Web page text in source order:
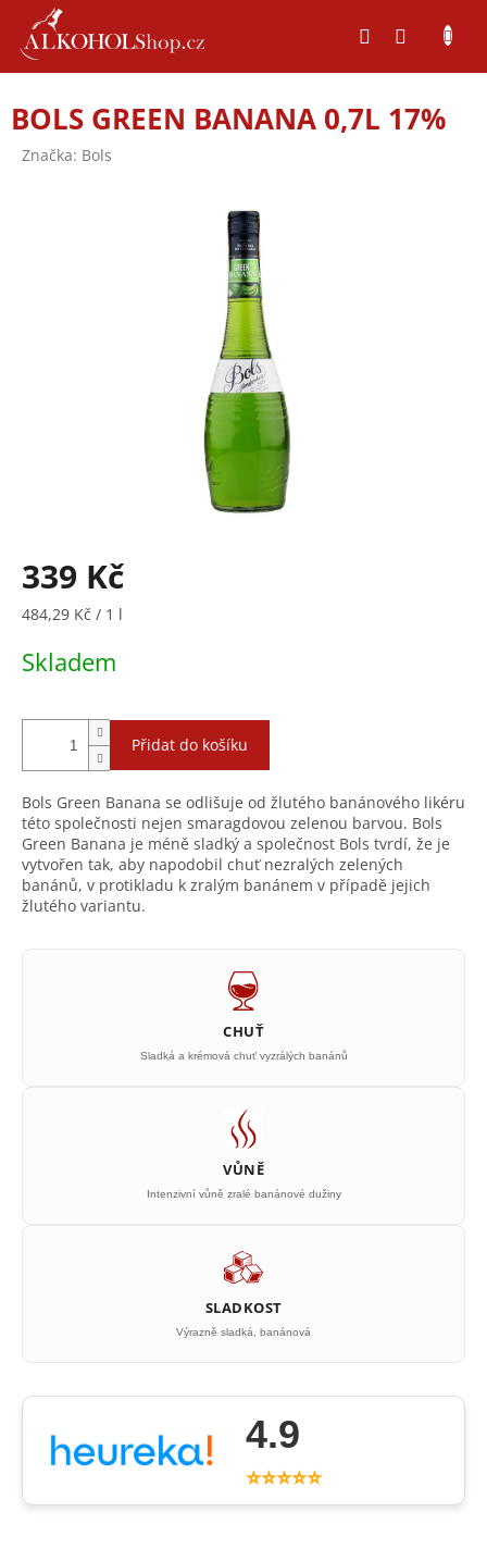
obsah
BOLS GREEN BANANA 0,7L 17%
Značka: Bols
339 Kč
Měrná
484,29 Kč / 1 l
Skladem
Přidat do košíku
Bols Green Banana se odlišuje od žlutého banánového likéru
této společnosti nejen smaragdovou zelenou barvou. Bols
Green Banana je méně sladký a společnost Bols tvrdí, že je
vytvořen tak, aby napodobil chuť nezralých zelených
banánů, v protikladu k zralým banánem v případě jejich
žlutého variantu.
CHUŤ
Sladká a krémová chuť vyzrálých banánů
VŮNĚ
Intenzivní vůně zralé banánové dužiny
SLADKOST
Výrazně sladká, banánová
4.9
⭐⭐⭐⭐⭐